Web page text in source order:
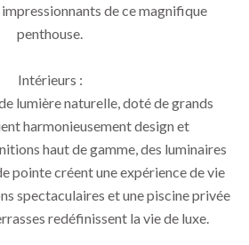
impressionnants de ce magnifique
penthouse.
Intérieurs :
lumière naturelle, doté de grands
harmonieusement design et
haut de gamme, des luminaires
pointe créent une expérience de vie
spectaculaires et une piscine privée
redéfinissent la vie de luxe.